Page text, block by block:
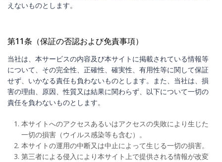
えないものとします。
第11条（保証の否認および免責事項）
当社は、本サービスの内容及び本サイトに掲載されている情報等
について、その完全性、正確性、確実性、有用性等に関して保証
せず、いかなる責任も負わないものとします。また、当社は、損
害の理由、原因、性質又は結果に関わらず、以下について一切の
責任を負わないものとします。
本サイトへのアクセスあるいはアクセスの失敗により生じた
一切の損害（ウイルス感染等も含む）。
本サイトの運用の中断又は中止によって生じる一切の損害。
第三者による侵入により本サイト上で提供される情報が改変